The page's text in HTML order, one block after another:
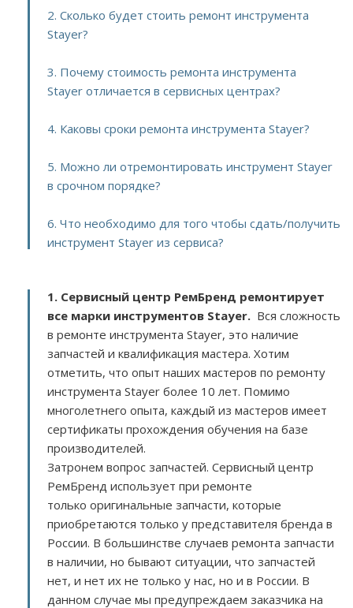
2. Сколько будет стоить ремонт инструмента
Stayer?
3. Почему стоимость ремонта инструмента
Stayer отличается в сервисных центрах?
4. Каковы сроки ремонта инструмента Stayer?
5. Можно ли отремонтировать инструмент Stayer
в срочном порядке?
6. Что необходимо для того чтобы сдать/получить
инструмент Stayer из сервиса?
1. Сервисный центр РемБренд ремонтирует
все марки инструментов Stayer. Вся сложность
в ремонте инструмента Stayer, это наличие
запчастей и квалификация мастера. Хотим
отметить, что опыт наших мастеров по ремонту
инструмента Stayer более 10 лет. Помимо
многолетнего опыта, каждый из мастеров имеет
сертификаты прохождения обучения на базе
производителей.
Затронем вопрос запчастей. Сервисный центр
РемБренд использует при ремонте
только оригинальные запчасти, которые
приобретаются только у представителя бренда в
России. В большинстве случаев ремонта запчасти
в наличии, но бывают ситуации, что запчастей
нет, и нет их не только у нас, но и в России. В
данном случае мы предупреждаем заказчика на